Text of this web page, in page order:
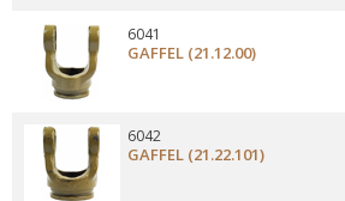
GAFFEL (21.12.00)
6041
GAFFEL (21.22.101)
6042